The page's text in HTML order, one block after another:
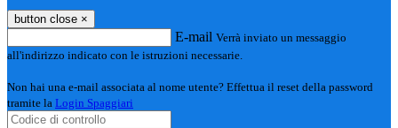
button close ×
E-mail Verrà inviato un messaggio
all'indirizzo indicato con le istruzioni necessarie.
Non hai una e-mail associata al nome utente? Effettua il reset della password
tramite la Login Spaggiari